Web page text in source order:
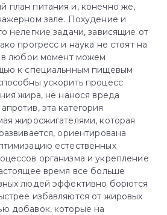
план питания и, конечно же,
зале. Похудение и
нелегкие задачи, зависящие от
прогресс и наука не стоят на
в любои момент можем
к специальнным пищевым
ускорить процесс
жира, не нанося вреда
эта категория
жиросжигателями, которая
ориентирована
естественных
организма и укрепление
время все больше
людей эффективно борются
избавляются от жировых
добавок, которые на